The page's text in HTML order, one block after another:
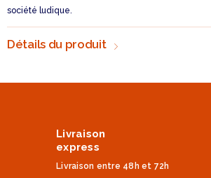
société ludique.
Détails du produit
Livraison
express
Livraison entre 48h et 72h